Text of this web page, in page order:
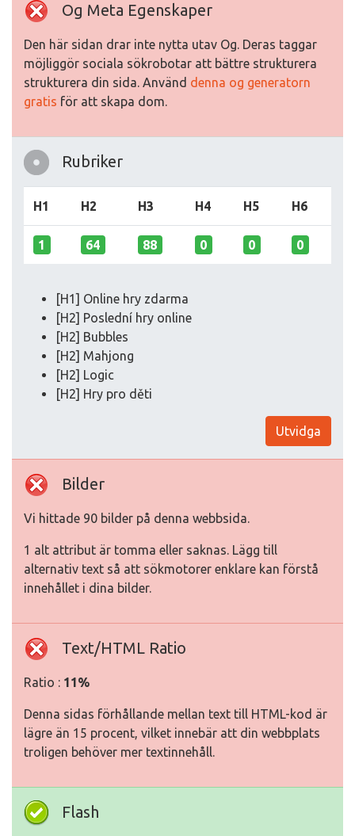
Og Meta Egenskaper
Den här sidan drar inte nytta utav Og. Deras taggar
möjliggör sociala sökrobotar att bättre strukturera
strukturera din sida. Använd denna og generatorn
gratis för att skapa dom.
Rubriker
H1 H2 H3 H4 H5 H6
1 64 88 0 0 0
[H1] Online hry zdarma
[H2] Poslední hry online
[H2] Bubbles
[H2] Mahjong
[H2] Logic
[H2] Hry pro děti
Utvidga
Bilder
Vi hittade 90 bilder på denna webbsida.
1 alt attribut är tomma eller saknas. Lägg till
alternativ text så att sökmotorer enklare kan förstå
innehållet i dina bilder.
Text/HTML Ratio
Ratio : 11%
Denna sidas förhållande mellan text till HTML-kod är
lägre än 15 procent, vilket innebär att din webbplats
troligen behöver mer textinnehåll.
Flash